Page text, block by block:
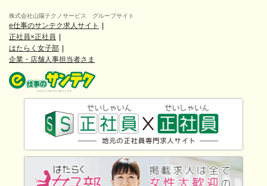
株式会社山陽テクノサービス グループサイト
e仕事のサンテク求人サイト
正社員×正社員
はたらく女子部
企業・店舗人事担当者さま